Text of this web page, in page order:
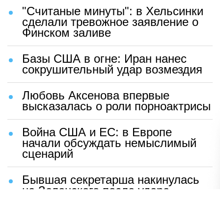
"Считаные минуты": в Хельсинки
сделали тревожное заявление о
Финском заливе
Базы США в огне: Иран нанес
сокрушительный удар возмездия
Любовь Аксенова впервые
высказалась о роли порноактрисы
Война США и ЕС: в Европе
начали обсуждать немыслимый
сценарий
Бывшая секретарша накинулась
на Зеленского после удара